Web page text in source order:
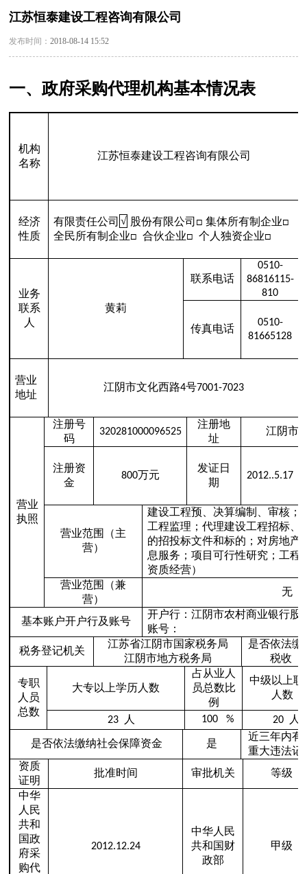
江苏恒泰建设工程咨询有限公司
发布时间： 2018-08-14 15:52
一、政府采购代理机构基本情况表
机构
名称
江苏恒泰建设工程咨询有限公司
经济
性质
有限责任公司 √ 股份有限公司 □ 集体所有制企业□
全民所有制企业□ 合伙企业□ 个人独资企业□
业务
联系
人
黄莉
联系电话
0510-
86816115-
810
传真电话
0510-
81665128
营业
地址
江阴市文化西路4号7001-7023
营业
执照
注册号
码
320281000096525
注册地
址
江阴市
注册资
金
800万元
发证日
期
2012..5.17
营业范围（主
营）
建设工程预、决算编制、审核；
工程监理；代理建设工程招标、
的招投标文件和标的；对房地产
息服务；项目可行性研究；工程
资质经营）
营业范围（兼
营）
无
基本账户开户行及账号
开户行：江阴市农村商业银行股
账号：
税务登记机关
江苏省江阴市国家税务局
江阴市地方税务局
是否依法缴
税收
专职
人员
总数
大专以上学历人数
占从业人
员总数比
例
中级以上职
人数
23 人 100 % 20 人
是否依法缴纳社会保障资金 是
近三年内有
重大违法记
资质
证明
批准时间 审批机关
等级
中华
人民
共和
国政
府采
购代
2012.12.24
中华人民
共和国财
政部
甲级